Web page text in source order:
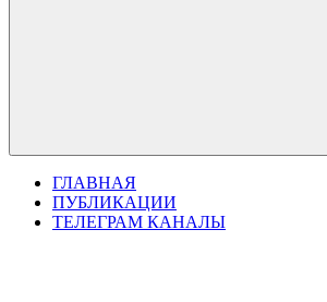
ГЛАВНАЯ
ПУБЛИКАЦИИ
ТЕЛЕГРАМ КАНАЛЫ